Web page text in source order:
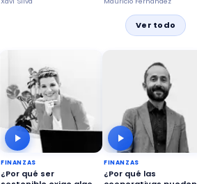
Ver todo
FINANZAS
¿Por qué ser
FINANZAS
¿Por qué las